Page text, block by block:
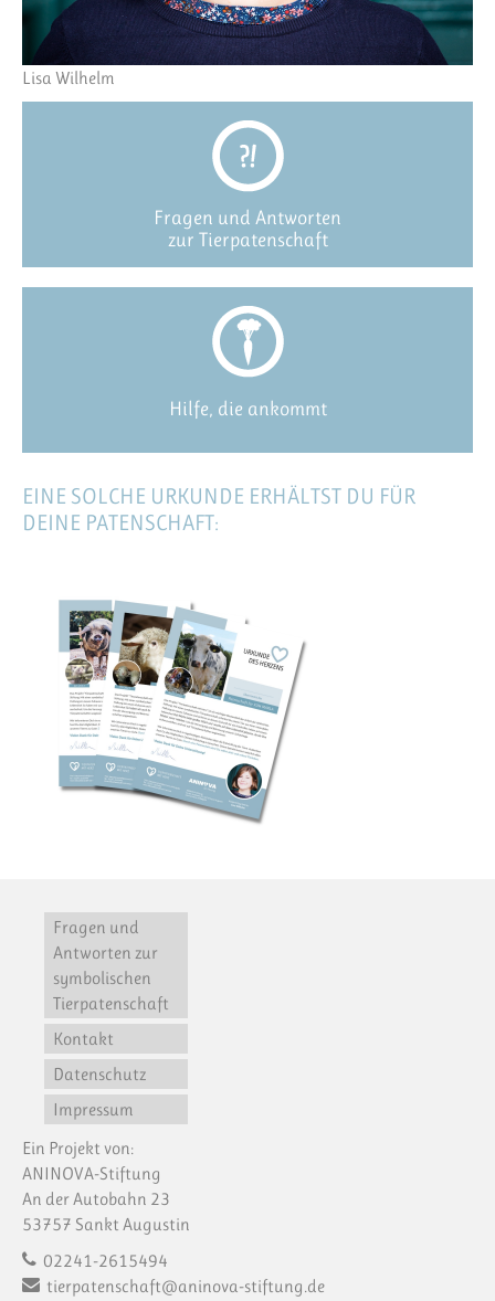
Lisa Wilhelm
Fragen und Antworten
zur Tierpatenschaft
Hilfe, die ankommt
EINE SOLCHE URKUNDE ERHÄLTST DU FÜR
DEINE PATENSCHAFT:
Fragen und
Antworten zur
symbolischen
Tierpatenschaft
Kontakt
Datenschutz
Impressum
Ein Projekt von:
ANINOVA-Stiftung
An der Autobahn 23
53757 Sankt Augustin
02241-2615494
tierpatenschaft@aninova-stiftung.de